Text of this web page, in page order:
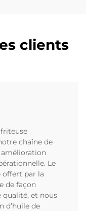
clients
chaîne de
Le
offert par la
de façon
qualité, et nous
d’huile de